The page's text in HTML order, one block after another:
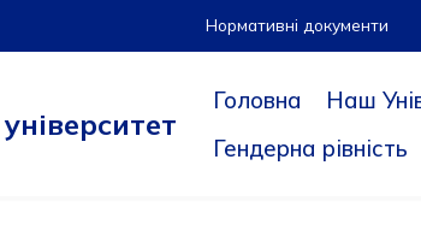
Нормативні документи
Головна Наш
Гендерна рівність